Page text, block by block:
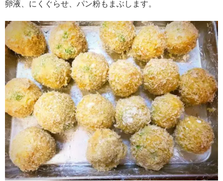
卵液、にくぐらせ、パン粉もまぶします。